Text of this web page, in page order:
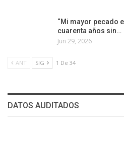
“Mi mayor pecado
cuarenta años sin…
Jun 29, 2026
ANT SIG 1 De 34
DATOS AUDITADOS